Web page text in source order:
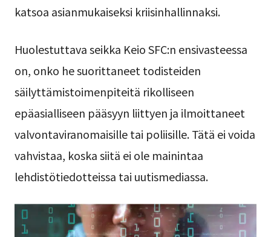
katsoa asianmukaiseksi kriisinhallinnaksi.
Huolestuttava seikka Keio SFC:n ensivasteessa
on, onko he suorittaneet todisteiden
säilyttämistoimenpiteitä rikolliseen
epäasialliseen pääsyyn liittyen ja ilmoittaneet
valvontaviranomaisille tai poliisille. Tätä ei voida
vahvistaa, koska siitä ei ole mainintaa
lehdistötiedotteissa tai uutismediassa.